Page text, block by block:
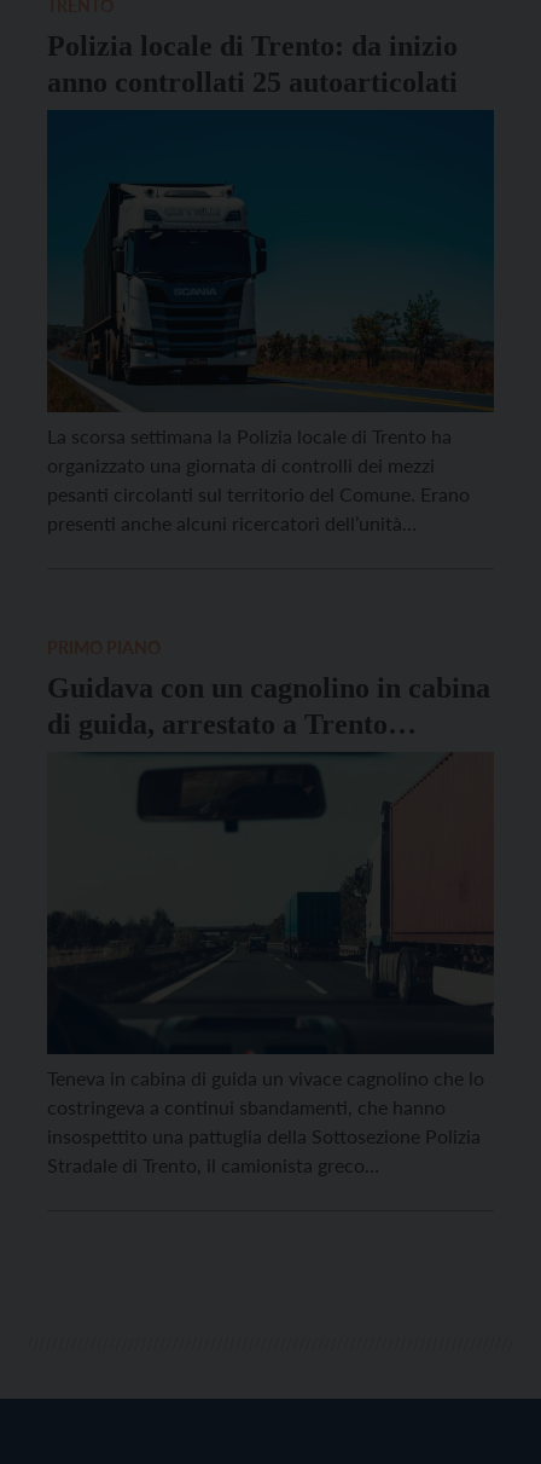
Polizia locale di Trento: da inizio
anno controllati 25 autoarticolati
La scorsa settimana la Polizia locale di Trento ha
organizzato una giornata di controlli dei mezzi
pesanti circolanti sul territorio del Comune. Erano
presenti anche alcuni ricercatori dell’unità
Guidava con un cagnolino in cabina
di guida, arrestato a Trento
camionista con oltre 67 kg di
Teneva in cabina di guida un vivace cagnolino che lo
costringeva a continui sbandamenti, che hanno
insospettito una pattuglia della Sottosezione Polizia
Stradale di Trento, il camionista greco